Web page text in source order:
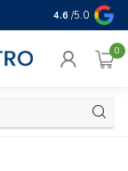
Geld terug
4.6 /5.0
0